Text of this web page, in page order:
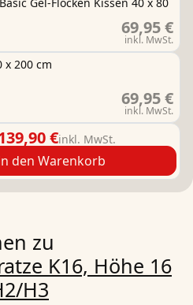
Gel-Flocken Kissen 40 x 80
69,95 €
inkl. MwSt.
x 200 cm
69,95 €
inkl. MwSt.
€inkl. MwSt.
den Warenkorb
zu
K16, Höhe 16
H3